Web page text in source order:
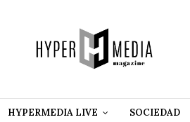
HYPERMEDIA LIVE SOCIEDAD